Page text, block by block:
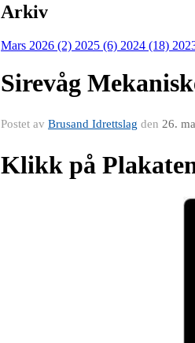
Arkiv
Mars 2026 (2) 2025 (6) 2024 (18)
Sirevåg
Postet av Brusand Idrettslag den 26.
Klikk på